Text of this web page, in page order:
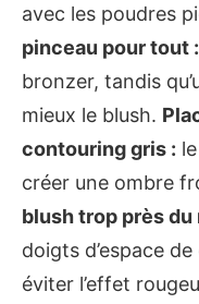
avec les poudres
pinceau pour tout :
bronzer, tandis
mieux le blush.
contouring gris :
créer une ombre
blush trop près du
doigts d’espace
éviter l’effet